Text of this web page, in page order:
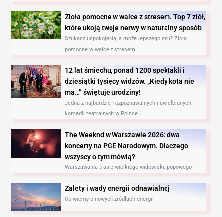
Zioła pomocne w walce z stresem. Top 7 ziół,
które ukoją twoje nerwy w naturalny sposób
Szukasz uspokojenia, a może lepszego snu? Zioła
pomocne w walce z stresem
12 lat śmiechu, ponad 1200 spektakli i
dziesiątki tysięcy widzów. „Kiedy kota nie
ma…” świętuje urodziny!
Jedna z najbardziej rozpoznawalnych i uwielbianych
komedii teatralnych w Polsce
The Weeknd w Warszawie 2026: dwa
koncerty na PGE Narodowym. Dlaczego
wszyscy o tym mówią?
Warszawa na trasie wielkiego widowiska popowego
Zalety i wady energii odnawialnej
Co wiemy o nowych źródłach energii